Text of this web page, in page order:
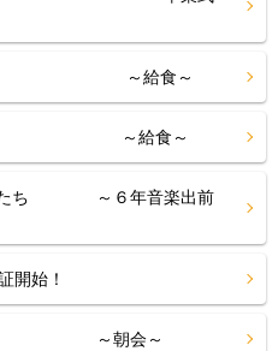
１ ～給食～
～給食～
もたち ～６年音楽出前
開始！
・ ～朝会～